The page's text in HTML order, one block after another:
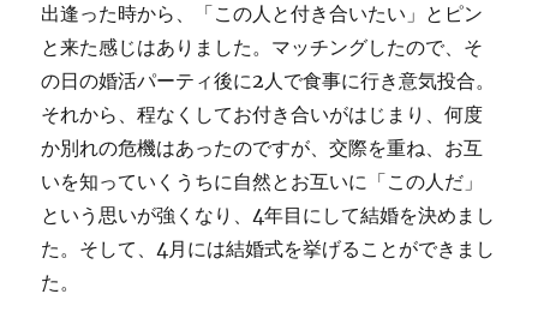
出逢った時から、「この人と付き合いたい」とピン
と来た感じはありました。マッチングしたので、そ
の日の婚活パーティ後に2人で食事に行き意気投合。
それから、程なくしてお付き合いがはじまり、何度
か別れの危機はあったのですが、交際を重ね、お互
いを知っていくうちに自然とお互いに「この人だ」
という思いが強くなり、4年目にして結婚を決めまし
た。そして、4月には結婚式を挙げることができまし
た。